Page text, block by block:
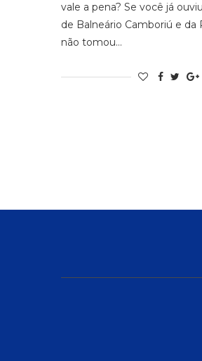
vale a pena? Se você já
de Balneário Camboriú e da
não tomou…